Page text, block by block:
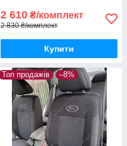
2 610 ₴/комплект
2 830 ₴/комплект
Купити
Топ продажів –8%